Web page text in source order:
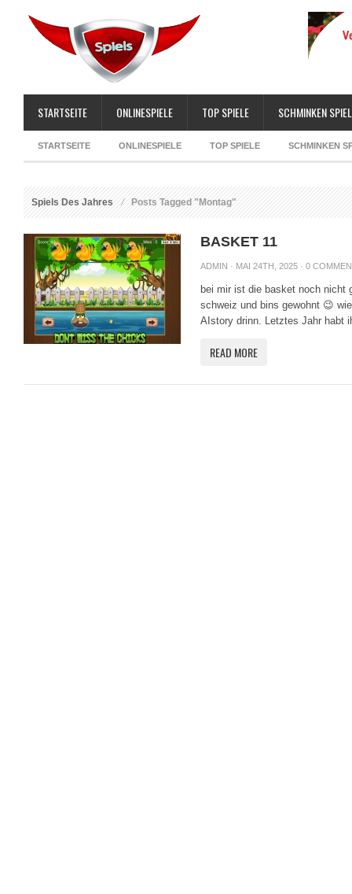
STARTSEITE ONLINESPIELE TOP SPIELE SCHMINKEN
STARTSEITE ONLINESPIELE TOP SPIELE SCHMINKEN
Spiels Des Jahres Posts Tagged "Montag"
BASKET 11
ADMIN · MAI 24TH, 2025 · 0
bei mir ist die basket noch nicht
schweiz und bins gewohnt 😉
AIstory drinn. Letztes Jahr habt
READ MORE